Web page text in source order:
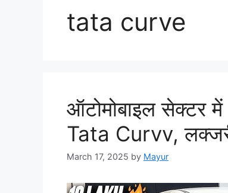
tata curve
ऑटोमोबाइल सेक्टर
Tata Curvv,
March 17, 2025 by Mayur